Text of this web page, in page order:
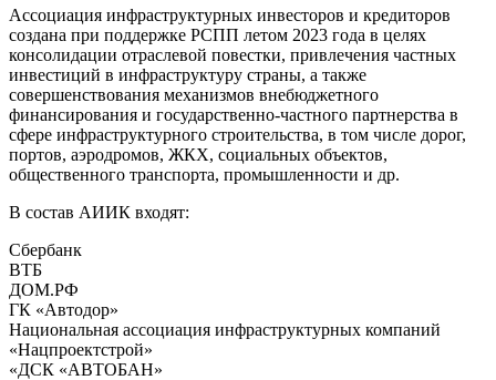
Ассоциация инфраструктурных инвесторов и кредиторов
создана при поддержке РСПП летом 2023 года в целях
консолидации отраслевой повестки, привлечения частных
инвестиций в инфраструктуру страны, а также
совершенствования механизмов внебюджетного
финансирования и государственно-частного партнерства в
сфере инфраструктурного строительства, в том числе дорог,
портов, аэродромов, ЖКХ, социальных объектов,
общественного транспорта, промышленности и др.
В состав АИИК входят:
Сбербанк
ВТБ
ДОМ.РФ
ГК «Автодор»
Национальная ассоциация инфраструктурных компаний
«Нацпроектстрой»
«ДСК «АВТОБАН»